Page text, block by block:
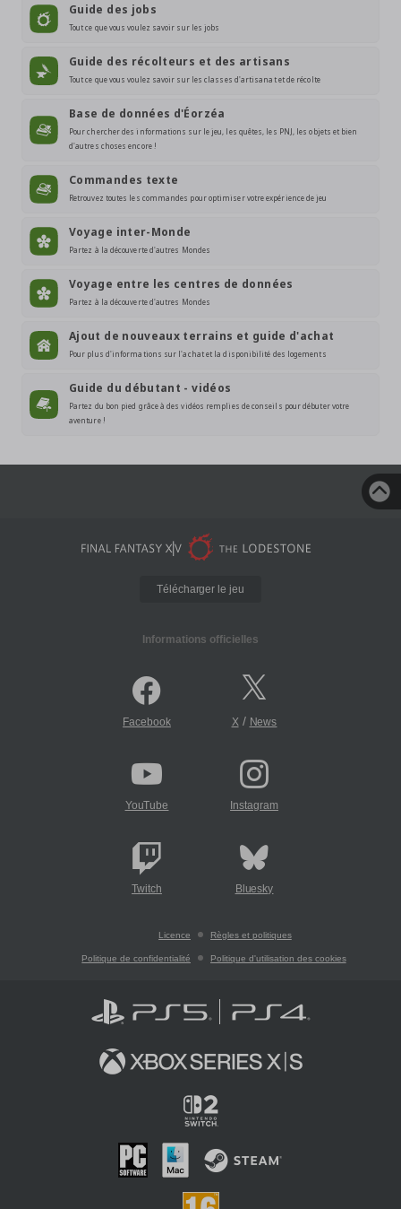
Guide des jobs
Tout ce que vous voulez savoir sur les jobs
Guide des récolteurs et des artisans
Tout ce que vous voulez savoir sur les classes d'artisanat et de récolte
Base de données d'Éorzéa
Pour chercher des informations sur le jeu, les quêtes, les PNJ, les objets et bien
d'autres choses encore !
Commandes texte
Retrouvez toutes les commandes pour optimiser votre expérience de jeu
Voyage inter-Monde
Partez à la découverte d'autres Mondes
Voyage entre les centres de données
Partez à la découverte d'autres Mondes
Ajout de nouveaux terrains et guide d'achat
Pour plus d'informations sur l'achat et la disponibilité des logements
Guide du débutant - vidéos
Partez du bon pied grâce à des vidéos remplies de conseils pour débuter votre
aventure !
Télécharger le jeu
Informations officielles
Facebook X / News
YouTube Instagram
Twitch Bluesky
Licence Règles et politiques
Politique de confidentialité Politique d'utilisation des cookies